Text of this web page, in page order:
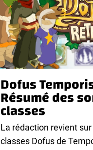
Dofus
Résumé des
classes
La rédaction revient
classes Dofus de